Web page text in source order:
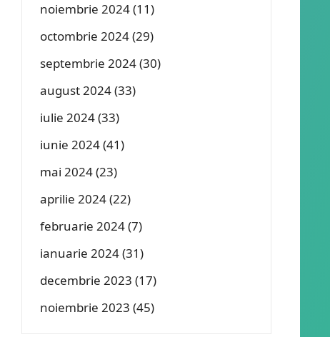
noiembrie 2024(11)
octombrie 2024(29)
septembrie 2024(30)
august 2024(33)
iulie 2024(33)
iunie 2024(41)
mai 2024(23)
aprilie 2024(22)
februarie 2024(7)
ianuarie 2024(31)
decembrie 2023 (17)
noiembrie 2023 (45)